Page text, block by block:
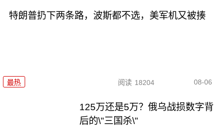
特朗普扔下两条路，波斯都不选，美军机又被揍
最热 阅读 18204 08-06
125万还是5万？俄乌战损数字背
后的\"三国杀\"